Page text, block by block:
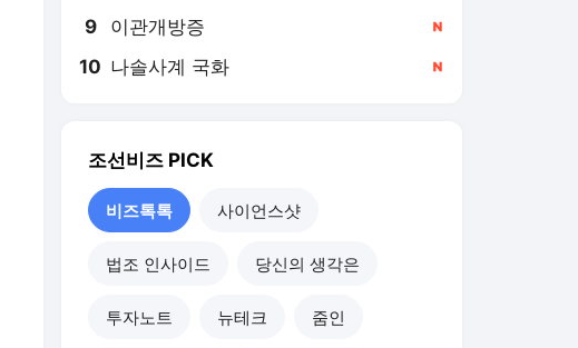
9 이관개방증
10 나솔사계 국화
조선비즈 PICK
비즈톡톡 사이언스샷
법조 인사이드 당신의 생각은
투자노트 뉴테크 줌인